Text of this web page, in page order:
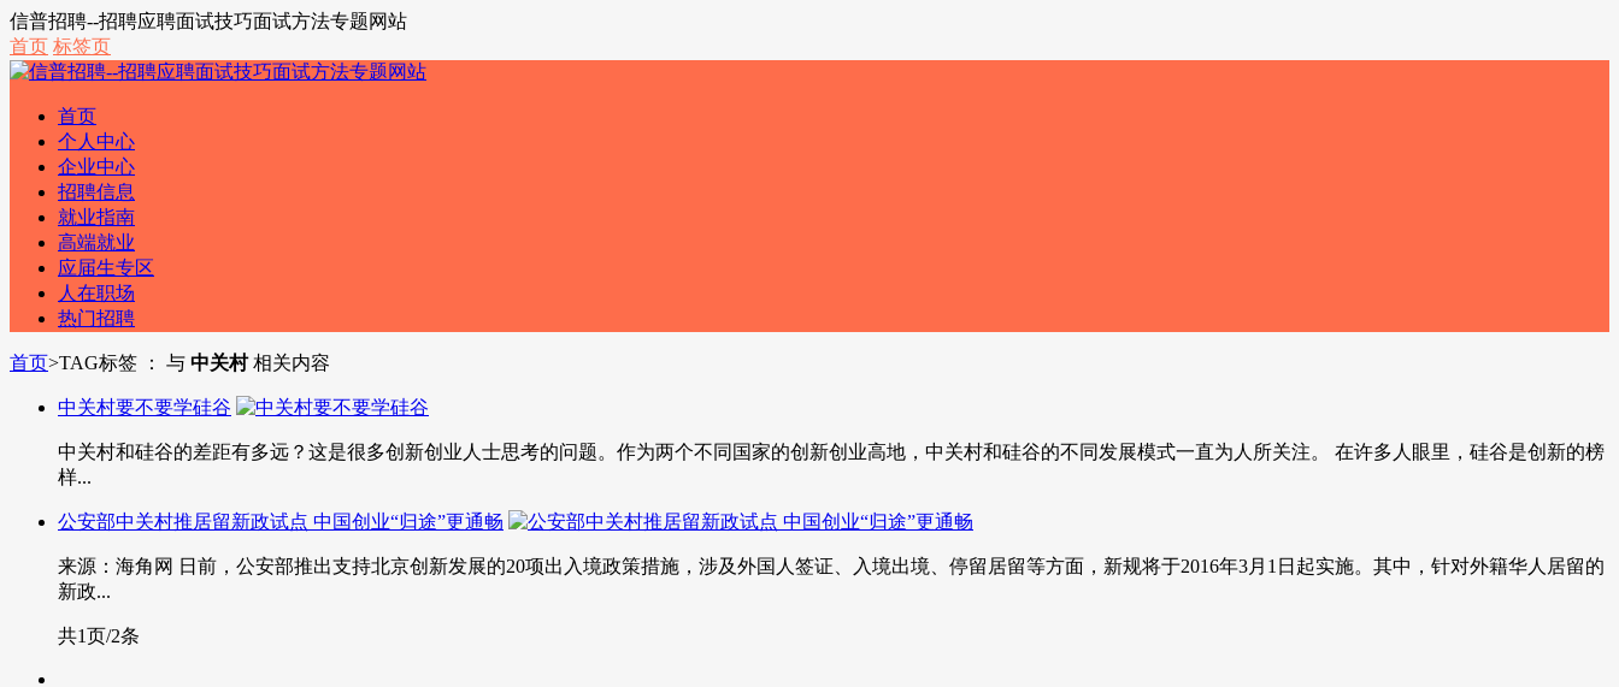
信普招聘--招聘应聘面试技巧面试方法专题网站
首页 标签页
首页
个人中心
企业中心
招聘信息
就业指南
高端就业
应届生专区
人在职场
热门招聘
首页>TAG标签 ： 与 中关村相关内容
中关村要不要学硅谷
中关村和硅谷的差距有多远？这是很多创新创业人士思考的问题。作为两个不同国家的创新创业高地，中关村和硅谷的不同发展模式一直为人所关注。 在许多人眼里，硅谷是创新的榜
样...
公安部中关村推居留新政试点 中国创业“归途”更通畅
来源：海角网 日前，公安部推出支持北京创新发展的20项出入境政策措施，涉及外国人签证、入境出境、停留居留等方面，新规将于2016年3月1日起实施。其中，针对外籍华人居留的
新政...
共1页/2条